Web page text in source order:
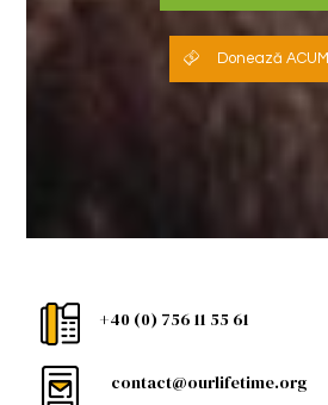
Donează ACUM
+40 (0) 756 11 55 61
contact@ourlifetime.org